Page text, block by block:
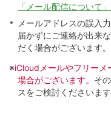
「メール配信について」
メールアドレスの誤入
届かずにご連絡が出来
だく場合がございます。
※iCloudメールやフリーメ
場合がございます。 そ
スをご検討くださいま